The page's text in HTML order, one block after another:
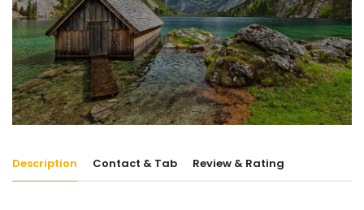
Description Contact & Tab Review & Rating